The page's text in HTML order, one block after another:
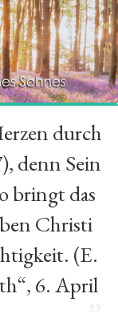
durch
denn Sein
bringt das
Christi
(E.
6. April